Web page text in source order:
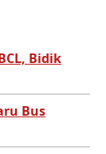
Bidik
Bus